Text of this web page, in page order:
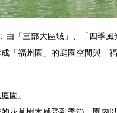
「三部大區域」、「四季風
「福州園」的庭園空間與「
園。